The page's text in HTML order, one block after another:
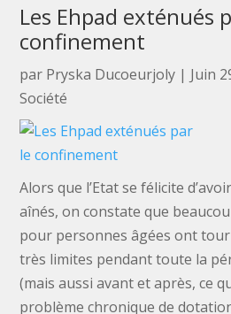
Les Ehpad exténués
confinement
par Pryska Ducoeurjoly | Juin
Société
Alors que l’Etat se félicite
aînés, on constate que
pour personnes âgées ont
très limites pendant toute la
(mais aussi avant et après, ce
problème chronique de